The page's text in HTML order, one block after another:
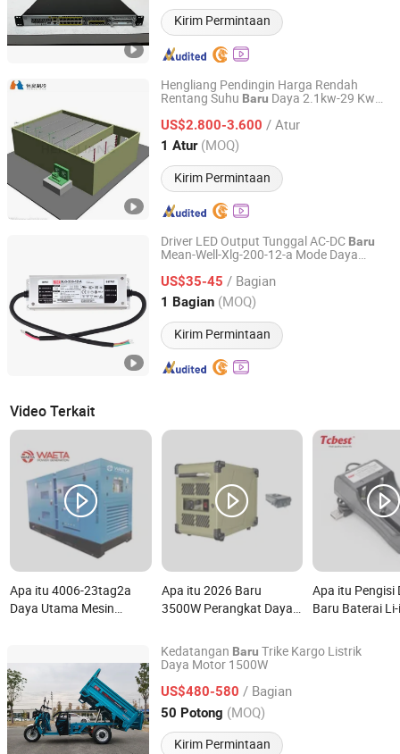
Kirim Permintaan
Hengliang Pendingin Harga Rendah
Rentang Suhu Baru Daya 2.1kw-29 Kw
US$2.800-3.600 / Atur
1 Atur (MOQ)
Kirim Permintaan
Xiamen Hengliang Refrigeration Technology Co., Ltd.
Fujian, China Harga mulai 2024
Driver LED Output Tunggal AC-DC Baru
Mean-Well-Xlg-200-12-a Mode Daya
Baik
US$35-45 / Bagian
1 Bagian (MOQ)
Kirim Permintaan
Energy Technology Co., Ltd. (Shenzhen)
Guangdong, China Harga mulai 2017
Video Terkait
Apa itu 4006-23tag2a
Daya Utama Mesin
Harga Baru
Apa itu 2026 Baru
3500W Perangkat Daya
Operasi Jangka Panjang
G35
Apa itu Pengisi
Baru Baterai
CE/RoHS Us
Portabel untuk
Kedatangan Baru Trike Kargo Listrik
Daya Motor 1500W
US$480-580 / Bagian
50 Potong (MOQ)
Kirim Permintaan
Easywheel New Energy Co., Ltd.
Shandong, China Harga mulai 2024